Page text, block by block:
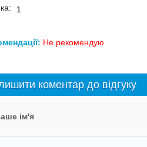
1
Не рекомендую
коментар до відгуку
ім'я